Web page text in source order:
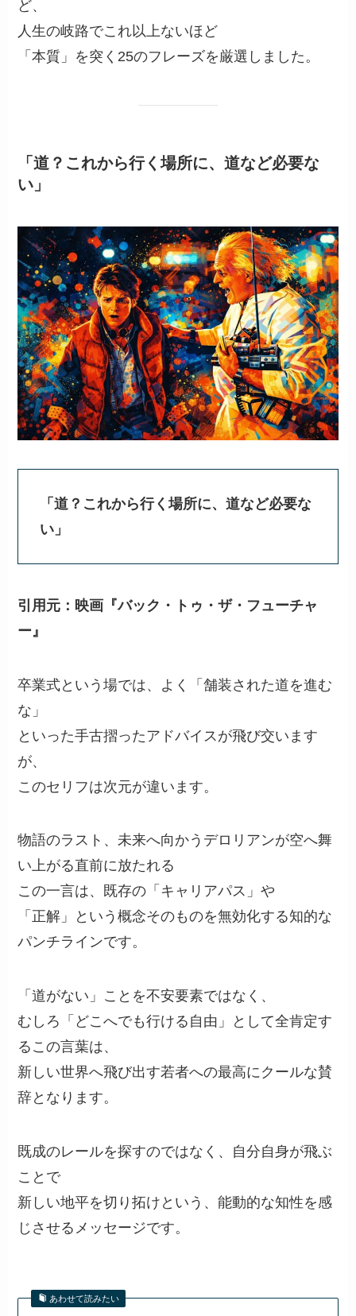
ど、
人生の岐路でこれ以上ないほど
「本質」を突く25のフレーズを厳選しました。
「道？これから行く場所に、道など必要な
い」
「道？これから行く場所に、道など必要な
い」
引用元：映画『バック・トゥ・ザ・フューチャ
ー』
卒業式という場では、よく「舗装された道を進む
な」
といった手古摺ったアドバイスが飛び交います
が、
このセリフは次元が違います。
物語のラスト、未来へ向かうデロリアンが空へ舞
い上がる直前に放たれる
この一言は、既存の「キャリアパス」や
「正解」という概念そのものを無効化する知的な
パンチラインです。
「道がない」ことを不安要素ではなく、
むしろ「どこへでも行ける自由」として全肯定す
るこの言葉は、
新しい世界へ飛び出す若者への最高にクールな賛
辞となります。
既成のレールを探すのではなく、自分自身が飛ぶ
ことで
新しい地平を切り拓けという、能動的な知性を感
じさせるメッセージです。
あわせて読みたい